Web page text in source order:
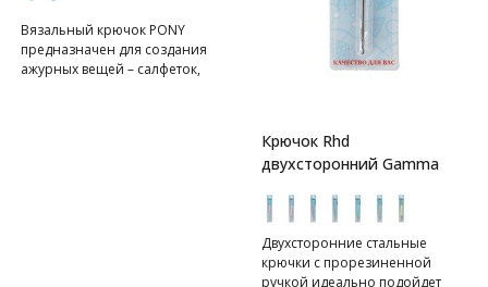
Вязальный крючок PONY
предназначен для создания
ажурных вещей – салфеток,
Крючок Rhd
двухсторонний Gamma
Двухсторонние стальные
крючки с прорезиненной
ручкой идеально подойдет